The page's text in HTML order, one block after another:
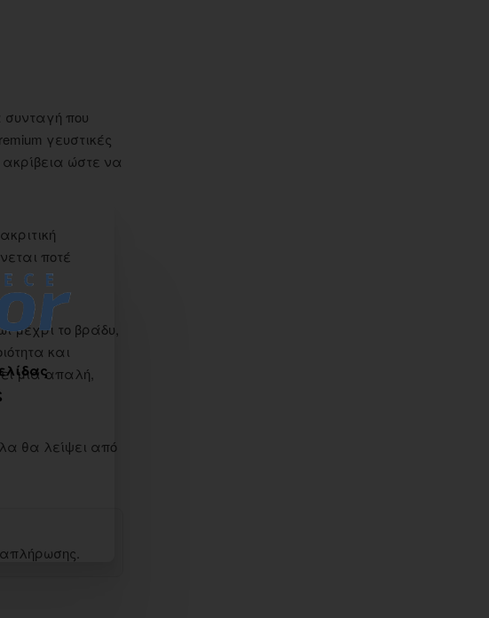
συνταγή που
γευστικές
ώστε να
ποτέ
μέχρι το βράδυ,
και
μια απαλή,
θα λείψει από